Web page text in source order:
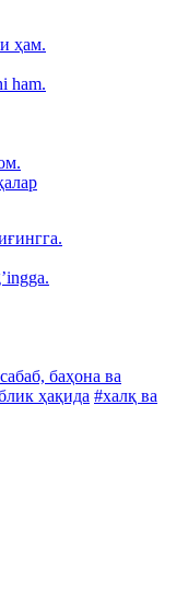
ҳам.
ham.
баҳона ва
ҳақида #халқ ва